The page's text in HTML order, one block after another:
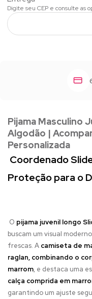
Pijama Masculino
Algodão |
Personalizada
Coordenado
Proteção para o
O pijama juvenil longo
buscam um visual
frescas. A camiseta de
raglan, combinando o
marrom, e destaca uma
calça comprida em
garantindo um ajuste